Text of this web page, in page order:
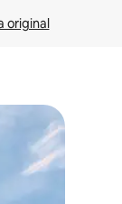
original